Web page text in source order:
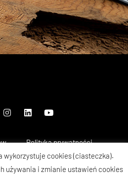
Polityka prywatności
Reklamacje i gwarancja
wykorzystuje cookies (ciasteczka).
używania i zmianie ustawień cookies